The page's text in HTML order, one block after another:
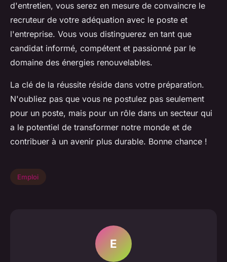
d'entretien, vous serez en mesure de convaincre le
recruteur de votre adéquation avec le poste et
l'entreprise. Vous vous distinguerez en tant que
candidat informé, compétent et passionné par le
domaine des énergies renouvelables.
La clé de la réussite réside dans votre préparation.
N'oubliez pas que vous ne postulez pas seulement
pour un poste, mais pour un rôle dans un secteur qui
a le potentiel de transformer notre monde et de
contribuer à un avenir plus durable. Bonne chance !
Emploi
E